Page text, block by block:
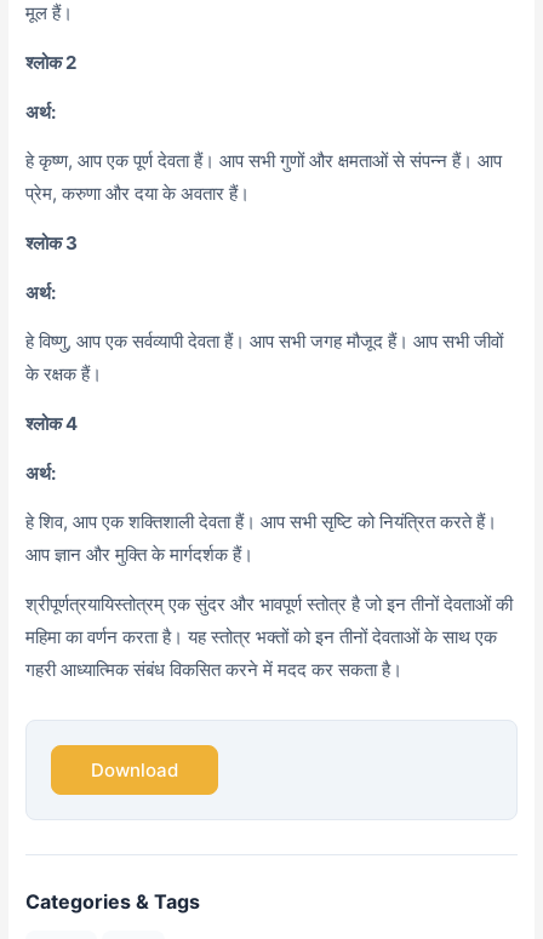
मूल हैं।
श्लोक 2
अर्थ:
हे कृष्ण, आप एक पूर्ण देवता हैं। आप सभी गुणों और क्षमताओं से संपन्न हैं। आप
प्रेम, करुणा और दया के अवतार हैं।
श्लोक 3
अर्थ:
हे विष्णु, आप एक सर्वव्यापी देवता हैं। आप सभी जगह मौजूद हैं। आप सभी जीवों
के रक्षक हैं।
श्लोक 4
अर्थ:
हे शिव, आप एक शक्तिशाली देवता हैं। आप सभी सृष्टि को नियंत्रित करते हैं।
आप ज्ञान और मुक्ति के मार्गदर्शक हैं।
श्रीपूर्णत्रयायिस्तोत्रम् एक सुंदर और भावपूर्ण स्तोत्र है जो इन तीनों देवताओं की
महिमा का वर्णन करता है। यह स्तोत्र भक्तों को इन तीनों देवताओं के साथ एक
गहरी आध्यात्मिक संबंध विकसित करने में मदद कर सकता है।
Download
Categories & Tags